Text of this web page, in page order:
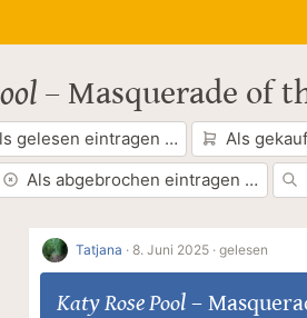
– Masquerade of
gelesen eintragen … Als
Als abgebrochen eintragen …
Tatjana · 8. Juni 2025 · gelesen
Katy Rose Pool–